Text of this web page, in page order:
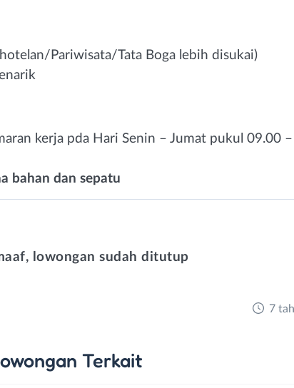
Pariwisata/Tata Boga lebih disukai)
kerja pda Hari Senin – Jumat pukul 09.00 –
bahan dan sepatu
lowongan sudah ditutup
7
Terkait